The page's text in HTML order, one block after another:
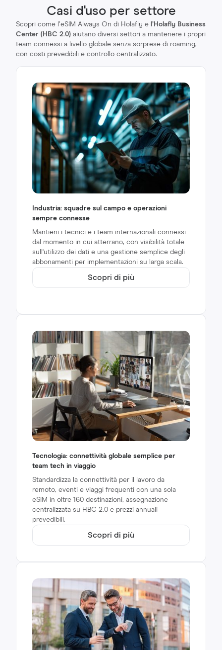
Casi d'uso per settore
Scopri come l’eSIM Always On di Holafly e l’Holafly Business
Center (HBC 2.0) aiutano diversi settori a mantenere i propri
team connessi a livello globale senza sorprese di roaming,
con costi prevedibili e controllo centralizzato.
Industria: squadre sul campo e operazioni
sempre connesse
Mantieni i tecnici e i team internazionali connessi
dal momento in cui atterrano, con visibilità totale
sull'utilizzo dei dati e una gestione semplice degli
abbonamenti per implementazioni su larga scala.
Scopri di più
Tecnologia: connettività globale semplice per
team tech in viaggio
Standardizza la connettività per il lavoro da
remoto, eventi e viaggi frequenti con una sola
eSIM in oltre 160 destinazioni, assegnazione
centralizzata su HBC 2.0 e prezzi annuali
prevedibili.
Scopri di più